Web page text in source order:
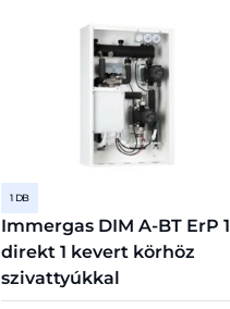
1 DB
Immergas DIM A-BT ErP 1
direkt 1 kevert körhöz
szivattyúkkal